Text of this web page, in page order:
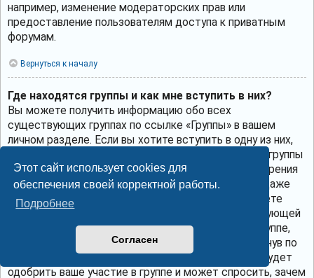
Этот сайт использует cookies для
обеспечения своей корректной работы.
Подробнее
Согласен
например, изменение модераторских прав или
предоставление пользователям доступа к приватным
форумам.
Вернуться к началу
Где находятся группы и как мне вступить в них?
Вы можете получить информацию обо всех
существующих группах по ссылке «Группы» в вашем
личном разделе. Если вы хотите вступить в одну из них,
нажмите соответствующую кнопку. Однако не все группы
общедоступны. Некоторые могут требовать одобрения
для вступления в них, могут быть закрытыми или даже
скрытыми. Если группа общедоступна, то вы можете
запросить членство в ней, щёлкнув по соответствующей
кнопке. Если требуется одобрение на участие в группе,
вы можете отправить запрос на вступление, щёлкнув по
соответствующей кнопке. Лидер группы должен будет
одобрить ваше участие в группе и может спросить, зачем